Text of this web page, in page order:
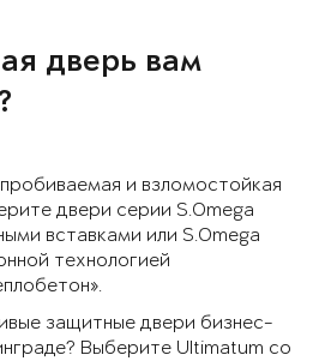
дверь вам
и взломостойкая
двери серии S.Omega
вставками или S.Omega
технологией
защитные двери бизнес-
Выберите Ultimatum со